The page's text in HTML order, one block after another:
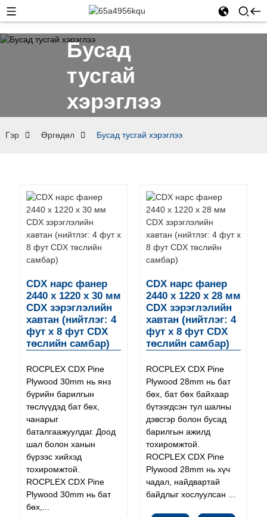
Бусад
тусгай
хэрэглээ
Гэр Өргөдөл Бусад тусгай хэрэглээ
CDX нарс фанер
2440 x 1220 x 30 мм
CDX зэрэглэлийн
хавтан (нийтлэг: 4
фут x 8 фут CDX
төслийн самбар)
ROCPLEX CDX Pine
Plywood 30mm нь янз
бүрийн барилгын
төслүүдэд бат бөх,
чанарыг
баталгаажуулдаг. Доод
шал болон ханын
бүрээс хийхэд
тохиромжтой.
ROCPLEX CDX Pine
Plywood 30mm нь бат
бөх,...
CDX нарс фанер
2440 x 1220 x 28 мм
CDX зэрэглэлийн
хавтан (нийтлэг: 4
фут x 8 фут CDX
төслийн самбар)
ROCPLEX CDX Pine
Plywood 28mm нь бат
бөх, бат бөх байхаар
бүтээгдсэн тул шалны
дэвсгэр болон бусад
барилгын ажилд
тохиромжтой.
ROCPLEX CDX Pine
Plywood 28mm нь хүч
чадал, найдвартай
байдлыг хослуулсан ...